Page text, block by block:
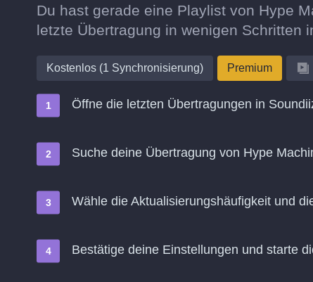
Du hast gerade eine Playlist von Hype
letzte Übertragung in wenigen Schritten
Kostenlos (1 Synchronisierung) Premium
Öffne die letzten Übertragungen in
Suche deine Übertragung von Hype
Wähle die Aktualisierungshäufigkeit und
Bestätige deine Einstellungen und starte